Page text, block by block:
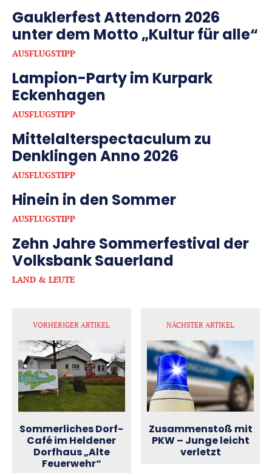
Gauklerfest Attendorn 2026
unter dem Motto „Kultur für alle“
AUSFLUGSTIPP
Lampion-Party im Kurpark
Eckenhagen
AUSFLUGSTIPP
Mittelalterspectaculum zu
Denklingen Anno 2026
AUSFLUGSTIPP
Hinein in den Sommer
AUSFLUGSTIPP
Zehn Jahre Sommerfestival der
Volksbank Sauerland
LAND & LEUTE
VORHERIGER ARTIKEL
Sommerliches Dorf-
Café im Heldener
Dorfhaus „Alte
Feuerwehr“
NÄCHSTER ARTIKEL
Zusammenstoß mit
PKW – Junge leicht
verletzt